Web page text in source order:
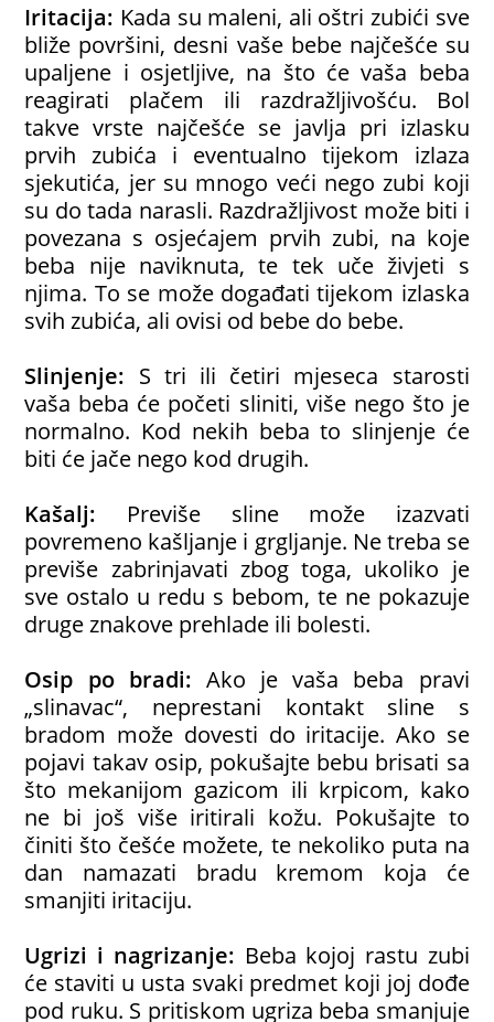
Iritacija: Kada su maleni, ali oštri zubići sve
bliže površini, desni vaše bebe najčešće su
upaljene i osjetljive, na što će vaša beba
reagirati plačem ili razdražljivošću. Bol
takve vrste najčešće se javlja pri izlasku
prvih zubića i eventualno tijekom izlaza
sjekutića, jer su mnogo veći nego zubi koji
su do tada narasli. Razdražljivost može biti i
povezana s osjećajem prvih zubi, na koje
beba nije naviknuta, te tek uče živjeti s
njima. To se može događati tijekom izlaska
svih zubića, ali ovisi od bebe do bebe.
Slinjenje: S tri ili četiri mjeseca starosti
vaša beba će početi sliniti, više nego što je
normalno. Kod nekih beba to slinjenje će
biti će jače nego kod drugih.
Kašalj: Previše sline može izazvati
povremeno kašljanje i grgljanje. Ne treba se
previše zabrinjavati zbog toga, ukoliko je
sve ostalo u redu s bebom, te ne pokazuje
druge znakove prehlade ili bolesti.
Osip po bradi: Ako je vaša beba pravi
„slinavac“, neprestani kontakt sline s
bradom može dovesti do iritacije. Ako se
pojavi takav osip, pokušajte bebu brisati sa
što mekanijom gazicom ili krpicom, kako
ne bi još više iritirali kožu. Pokušajte to
činiti što češće možete, te nekoliko puta na
dan namazati bradu kremom koja će
smanjiti iritaciju.
Ugrizi i nagrizanje: Beba kojoj rastu zubi
će staviti u usta svaki predmet koji joj dođe
pod ruku. S pritiskom ugriza beba smanjuje